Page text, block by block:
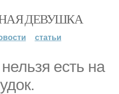
ДЕВУШКА
статьи
есть на